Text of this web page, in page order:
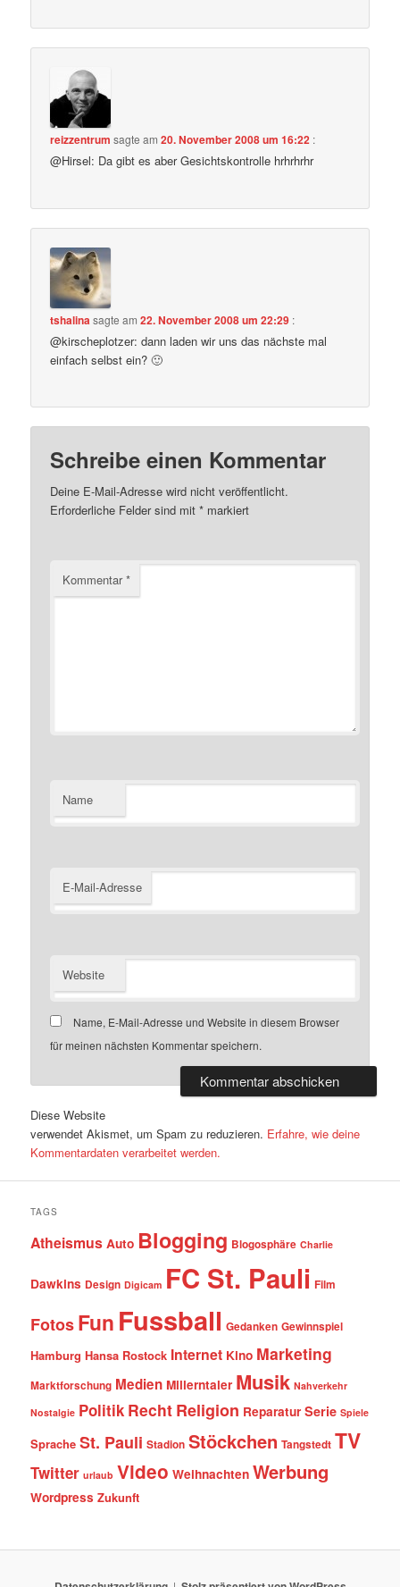
reizzentrum sagte am20. November 2008 um 16:22 :
@Hirsel: Da gibt es aber Gesichtskontrolle hrhrhrhr
tshalinasagte am22. November 2008 um 22:29 :
@kirscheplotzer: dann laden wir uns das nächste mal
einfach selbst ein? 🙂
Schreibe einen Kommentar
Deine E-Mail-Adresse wird nicht veröffentlicht.
Erforderliche Felder sind mit* markiert
Kommentar*
Name
E-Mail-Adresse
Website
Name, E-Mail-Adresse und Website in diesem Browser
für meinen nächsten Kommentar speichern.
Diese Website
verwendet Akismet, um Spam zu reduzieren. Erfahre, wie deine
Kommentardaten verarbeitet werden.
TAGS
Atheismus Auto Blogging Blogosphäre Charlie
Dawkins Design Digicam FC St. Pauli Film
FotosFun Fussball Gedanken Gewinnspiel
Hamburg Hansa Rostock Internet Kino Marketing
Marktforschung Medien Millerntaler Musik Nahverkehr
Nostalgie Politik Recht Religion Reparatur Serie Spiele
Sprache St. Pauli Stadion Stöckchen Tangstedt TV
Twitter urlaub Video Weihnachten Werbung
Wordpress Zukunft